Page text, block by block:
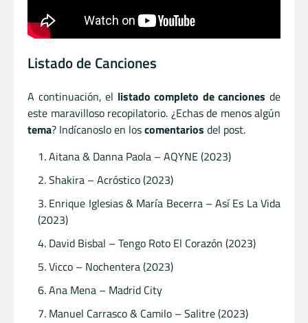
Listado de Canciones
A continuación, el listado completo de canciones de
este maravilloso recopilatorio. ¿Echas de menos algún
tema? Indícanoslo en loscomentarios del post.
Aitana & Danna Paola – AQYNE (2023)
Shakira – Acróstico (2023)
Enrique Iglesias & María Becerra – Así Es La Vida
(2023)
David Bisbal – Tengo Roto El Corazón (2023)
Vicco – Nochentera (2023)
Ana Mena – Madrid City
Manuel Carrasco & Camilo – Salitre (2023)